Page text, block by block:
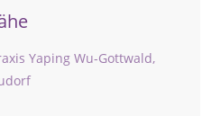
Yaping Wu-Gottwald,